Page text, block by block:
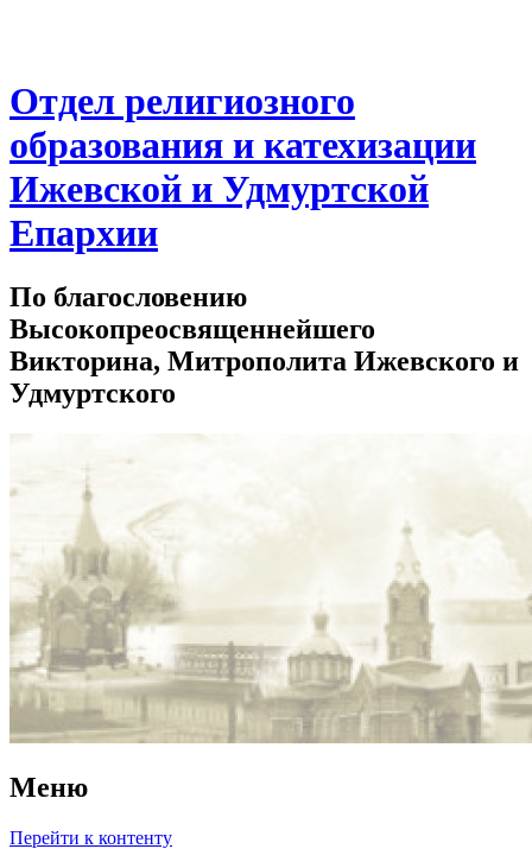
Отдел религиозного
образования и катехизации
Ижевской и Удмуртской
Епархии
По благословению
Высокопреосвященнейшего
Викторина, Митрополита Ижевского и
Удмуртского
Меню
Перейти к контенту